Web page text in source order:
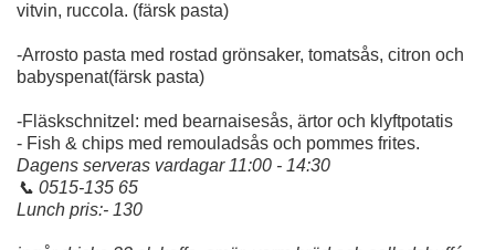
vitvin, ruccola. (färsk pasta)
-Arrosto pasta med rostad grönsaker, tomatsås, citron och
babyspenat(färsk pasta)
-Fläskschnitzel: med bearnaisesås, ärtor och klyftpotatis
- Fish & chips med remouladsås och pommes frites.
Dagens serveras vardagar 11:00 - 14:30
📞 0515-135 65
Lunch pris:- 130